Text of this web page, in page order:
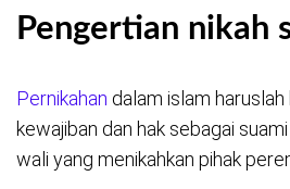
Pengertian nikah
Pernikahan dalam islam haruslah
kewajiban dan hak sebagai
wali yang menikahkan pihak